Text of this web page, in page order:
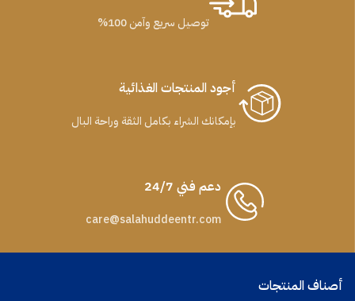
توصيل سريع وآمن 100%
أجود المنتجات الغذائية
بإمكانك الشراء بكامل الثقة وراحة البال
دعم فني 24/7
care@salahuddeentr.com
أصناف المنتجات